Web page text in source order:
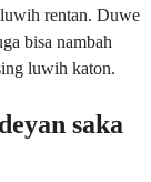
rentan. Duwe
bisa nambah
luwih katon.
saka